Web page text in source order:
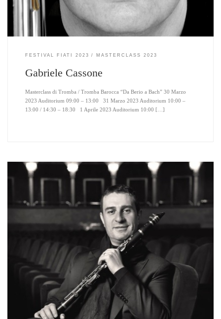
FESTIVAL FIATI 2023 MASTERCLASS 2023
Gabriele Cassone
Masterclass di Tromba / Tromba Barocca “Da Berio a Bach” 30 Marzo
2023 Auditorium 09:00 – 13:00 31 Marzo 2023 Auditorium 10:00 –
13:00 / 14:30 – 18:30 1 Aprile 2023 Auditorium 10:00 […]